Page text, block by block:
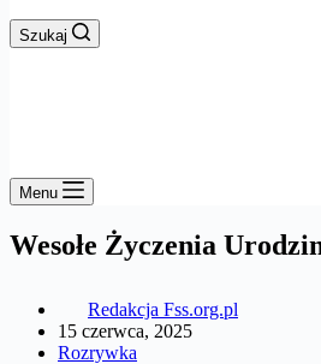
Szukaj
Menu
Wesołe Życzenia
Redakcja Fss.org.pl
15 czerwca, 2025
Rozrywka